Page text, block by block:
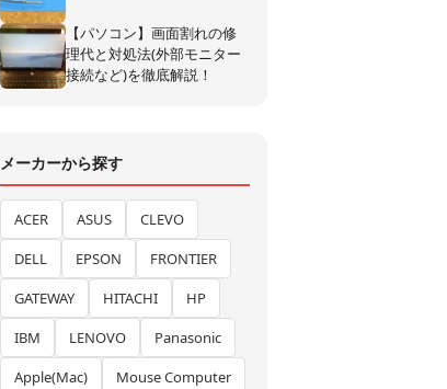
【パソコン】画面割れの修
理代と対処法(外部モニター
接続など)を徹底解説！
メーカーから探す
ACER ASUS
CLEVO
DELL
EPSON
FRONTIER
GATEWAY
HITACHI
HP
IBM
LENOVO
Panasonic
Apple(Mac)
Mouse Computer